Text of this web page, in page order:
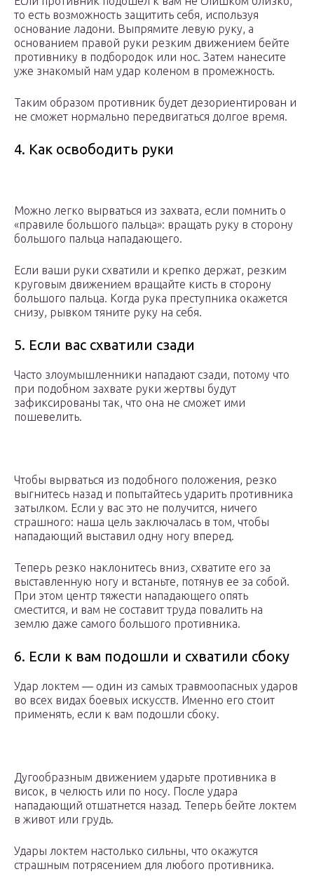
то есть возможность защитить себя, используя
основание ладони. Выпрямите левую руку, а
основанием правой руки резким движением бейте
противнику в подбородок или нос. Затем нанесите
уже знакомый нам удар коленом в промежность.
Таким образом противник будет дезориентирован и
не сможет нормально передвигаться долгое время.
4. Как освободить руки
Можно легко вырваться из захвата, если помнить о
«правиле большого пальца»: вращать руку в сторону
большого пальца нападающего.
Если ваши руки схватили и крепко держат, резким
круговым движением вращайте кисть в сторону
большого пальца. Когда рука преступника окажется
снизу, рывком тяните руку на себя.
5. Если вас схватили сзади
Часто злоумышленники нападают сзади, потому что
при подобном захвате руки жертвы будут
зафиксированы так, что она не сможет ими
пошевелить.
Чтобы вырваться из подобного положения, резко
выгнитесь назад и попытайтесь ударить противника
затылком. Если у вас это не получится, ничего
страшного: наша цель заключалась в том, чтобы
нападающий выставил одну ногу вперед.
Теперь резко наклонитесь вниз, схватите его за
выставленную ногу и встаньте, потянув ее за собой.
При этом центр тяжести нападающего опять
сместится, и вам не составит труда повалить на
землю даже самого большого противника.
6. Если к вам подошли и схватили сбоку
Удар локтем — один из самых травмоопасных ударов
во всех видах боевых искусств. Именно его стоит
применять, если к вам подошли сбоку.
Дугообразным движением ударьте противника в
висок, в челюсть или по носу. После удара
нападающий отшатнется назад. Теперь бейте локтем
в живот или грудь.
Удары локтем настолько сильны, что окажутся
страшным потрясением для любого противника.